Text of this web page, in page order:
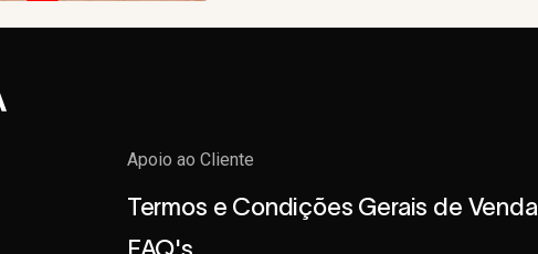
Apoio ao Cliente
Termos e Condições Gerais de Venda
FAQ's